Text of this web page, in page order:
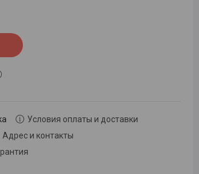
Условия оплаты и доставки
Адрес и контакты